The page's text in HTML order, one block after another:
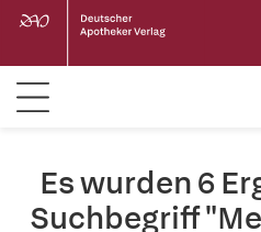
Es wurden 6
Suchbegriff